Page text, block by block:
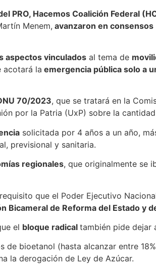
PRO, Hacemos Coalición Federal
Menem, avanzaron en consensos
aspectos vinculados al tema de
acotará la emergencia pública solo a
70/2023, que se tratará en la
por la Patria (UxP) sobre la
solicitada por 4 años a un año,
previsional y sanitaria.
regionales, que originalmente se
que el Poder Ejecutivo
de Reforma del Estado y
el bloque radical también pide dejar
bioetanol (hasta alcanzar entre
la derogación de Ley de Azúcar.